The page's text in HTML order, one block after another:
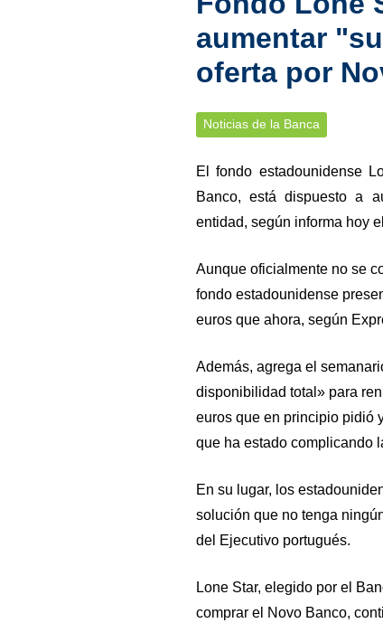
aumentar
oferta por
Noticias de la Banca
El fondo estadounidense
Banco, está dispuesto a
entidad, según informa hoy
Aunque oficialmente no se
fondo estadounidense
euros que ahora, según
Además, agrega el
disponibilidad total» para
euros que en principio pidió
que ha estado complicando
En su lugar, los
solución que no tenga
del Ejecutivo portugués.
Lone Star, elegido por el
comprar el Novo Banco,